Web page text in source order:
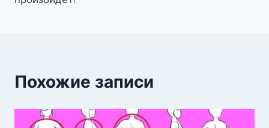
Похожие записи